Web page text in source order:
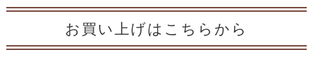
お買い上げはこちらから